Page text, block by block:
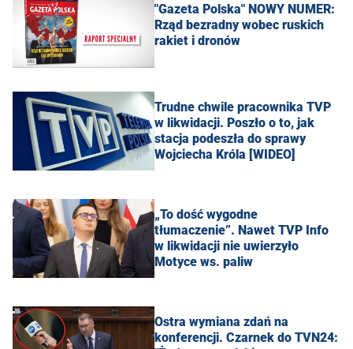
"Gazeta Polska" NOWY NUMER:
Rząd bezradny wobec ruskich
rakiet i dronów
Trudne chwile pracownika TVP
w likwidacji. Poszło o to, jak
stacja podeszła do sprawy
Wojciecha Króla [WIDEO]
„To dość wygodne
tłumaczenie”. Nawet TVP Info
w likwidacji nie uwierzyło
Motyce ws. paliw
Ostra wymiana zdań na
konferencji. Czarnek do TVN24: